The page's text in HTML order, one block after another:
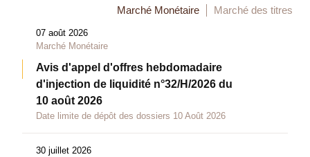
Marché Monétaire Marché des titres
07 août 2026
Marché Monétaire
Avis d'appel d'offres hebdomadaire
d'injection de liquidité n°32/H/2026 du
10 août 2026
Date limite de dépôt des dossiers 10 Août 2026
30 juillet 2026